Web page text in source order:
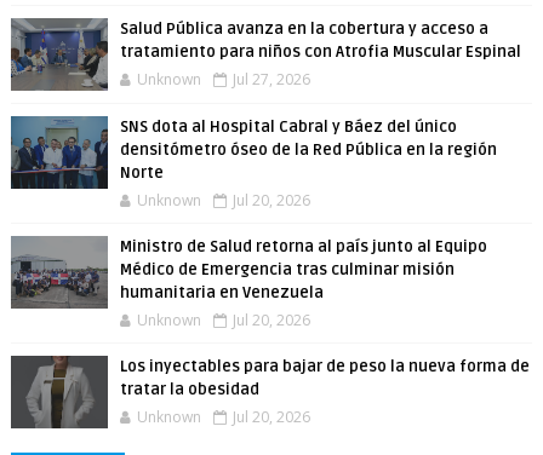
Salud Pública avanza en la cobertura y acceso a
tratamiento para niños con Atrofia Muscular Espinal
Unknown Jul 27, 2026
SNS dota al Hospital Cabral y Báez del único
densitómetro óseo de la Red Pública en la región
Norte
Unknown Jul 20, 2026
Ministro de Salud retorna al país junto al Equipo
Médico de Emergencia tras culminar misión
humanitaria en Venezuela
Unknown Jul 20, 2026
Los inyectables para bajar de peso la nueva forma de
tratar la obesidad
Unknown Jul 20, 2026